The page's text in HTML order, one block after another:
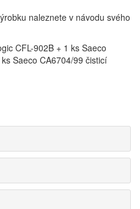
naleznete v návodu svého
CFL-902B + 1 ks Saeco
Saeco CA6704/99 čisticí